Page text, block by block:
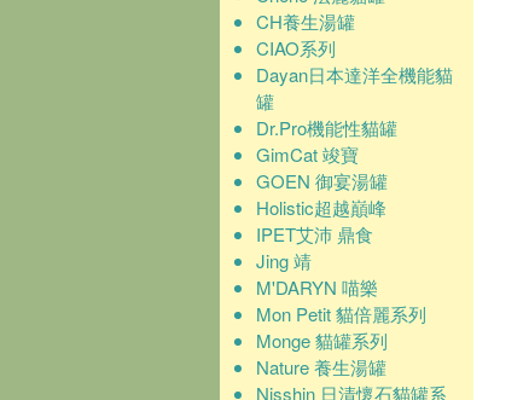
CH養生湯罐
CIAO系列
Dayan日本達洋全機能貓
罐
Dr.Pro機能性貓罐
GimCat 竣寶
GOEN 御宴湯罐
Holistic超越巔峰
IPET艾沛 鼎食
Jing 靖
M'DARYN 喵樂
Mon Petit 貓倍麗系列
Monge 貓罐系列
Nature 養生湯罐
Nisshin 日清懷石貓罐系